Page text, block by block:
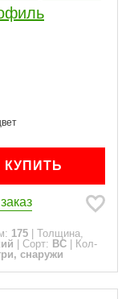
КУПИТЬ
175
Толщина,
Сорт: ВС
Кол-
снаружи